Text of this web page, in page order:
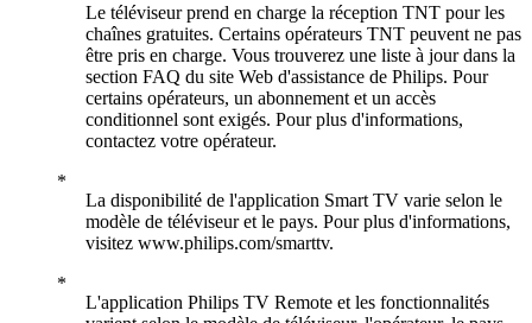
Le téléviseur prend en charge la réception TNT pour les
chaînes gratuites. Certains opérateurs TNT peuvent ne pas
être pris en charge. Vous trouverez une liste à jour dans la
section FAQ du site Web d'assistance de Philips. Pour
certains opérateurs, un abonnement et un accès
conditionnel sont exigés. Pour plus d'informations,
contactez votre opérateur.
La disponibilité de l'application Smart TV varie selon le
modèle de téléviseur et le pays. Pour plus d'informations,
visitez www.philips.com/smarttv.
L'application Philips TV Remote et les fonctionnalités